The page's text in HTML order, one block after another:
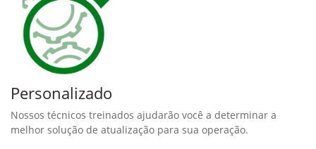
Personalizado
Nossos técnicos treinados ajudarão você a determinar a
melhor solução de atualização para sua operação.